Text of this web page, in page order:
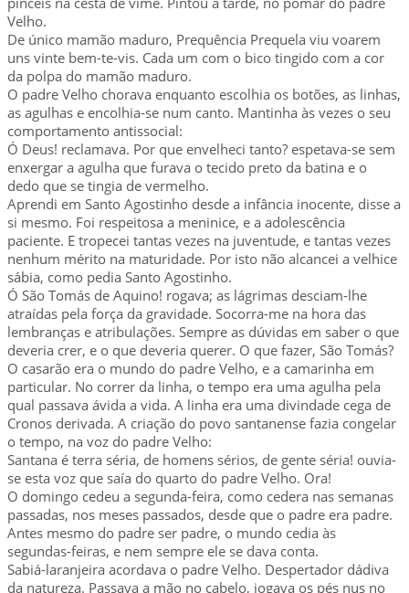
Velho.
De único mamão maduro, Prequência Prequela viu voarem
uns vinte bem-te-vis. Cada um com o bico tingido com a cor
da polpa do mamão maduro.
O padre Velho chorava enquanto escolhia os botões, as linhas,
as agulhas e encolhia-se num canto. Mantinha às vezes o seu
comportamento antissocial:
Ó Deus! reclamava. Por que envelheci tanto? espetava-se sem
enxergar a agulha que furava o tecido preto da batina e o
dedo que se tingia de vermelho.
Aprendi em Santo Agostinho desde a infância inocente, disse a
si mesmo. Foi respeitosa a meninice, e a adolescência
paciente. E tropecei tantas vezes na juventude, e tantas vezes
nenhum mérito na maturidade. Por isto não alcancei a velhice
sábia, como pedia Santo Agostinho.
Ó São Tomás de Aquino! rogava; as lágrimas desciam-lhe
atraídas pela força da gravidade. Socorra-me na hora das
lembranças e atribulações. Sempre as dúvidas em saber o que
deveria crer, e o que deveria querer. O que fazer, São Tomás?
O casarão era o mundo do padre Velho, e a camarinha em
particular. No correr da linha, o tempo era uma agulha pela
qual passava ávida a vida. A linha era uma divindade cega de
Cronos derivada. A criação do povo santanense fazia congelar
o tempo, na voz do padre Velho:
Santana é terra séria, de homens sérios, de gente séria! ouvia-
se esta voz que saía do quarto do padre Velho. Ora!
O domingo cedeu a segunda-feira, como cedera nas semanas
passadas, nos meses passados, desde que o padre era padre.
Antes mesmo do padre ser padre, o mundo cedia às
segundas-feiras, e nem sempre ele se dava conta.
Sabiá-laranjeira acordava o padre Velho. Despertador dádiva
da natureza. Passava a mão no cabelo, jogava os pés nus no